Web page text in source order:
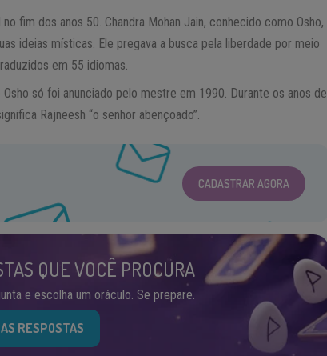
fim dos anos 50. Chandra Mohan Jain, conhecido como Osho,
ideias místicas. Ele pregava a busca pela liberdade por meio
em 55 idiomas.
só foi anunciado pelo mestre em 1990. Durante os anos de
Rajneesh “o senhor abençoado”.
CADASTRAR AGORA
QUE VOCÊ PROCURA
e escolha um oráculo. Se prepare.
RESPOSTAS